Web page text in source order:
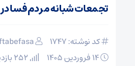
تجمعات شبانه مردم فسا
کد نوشته: 1747